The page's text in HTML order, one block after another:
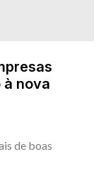
nova
de boas